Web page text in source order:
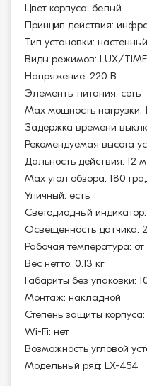
Цвет корпуса: белый
Принцип действия:
Тип установки: настенный
Виды режимов: LUX/TIME
Напряжение: 220 В
Элементы питания: сеть
Max мощность нагрузки:
Задержка времени
Рекомендуемая высота
Дальность действия: 12 м
Max угол обзора: 180
Уличный: есть
Светодиодный
Освещенность датчика:
Рабочая температура:
Вес нетто: 0.13 кг
Габариты без упаковки:
Монтаж: накладной
Степень защиты
Wi-Fi: нет
Возможность угловой
Модельный ряд: LX-454